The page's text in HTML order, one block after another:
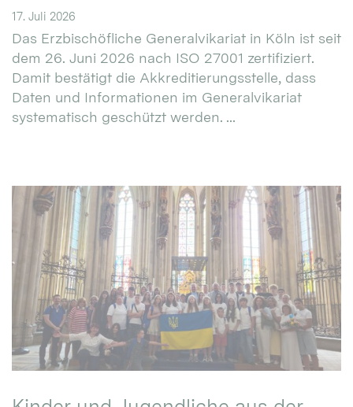
17. Juli 2026
Das Erzbischöfliche Generalvikariat in Köln ist seit
dem 26. Juni 2026 nach ISO 27001 zertifiziert.
Damit bestätigt die Akkreditierungsstelle, dass
Daten und Informationen im Generalvikariat
systematisch geschützt werden. ...